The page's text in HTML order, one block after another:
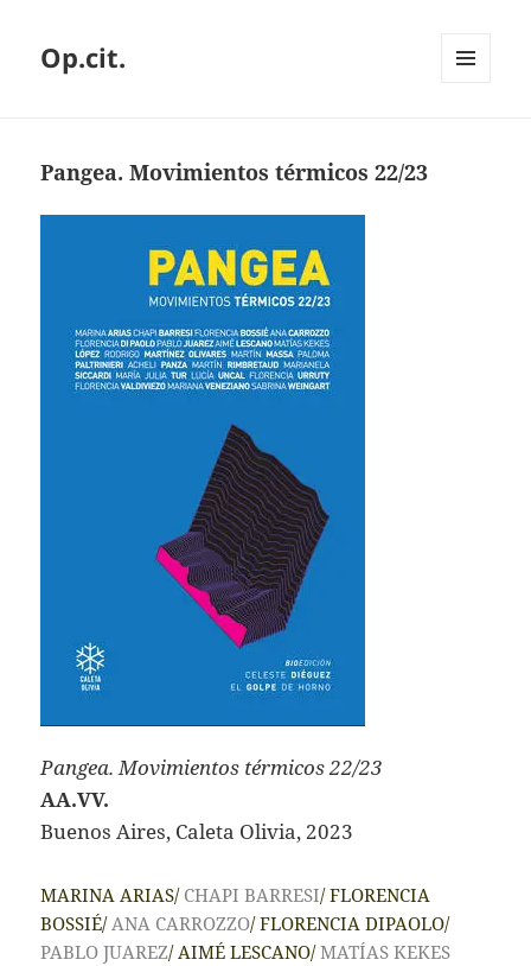
Op.cit.
Pangea. Movimientos térmicos 22/23
Pangea. Movimientos térmicos 22/23
AA.VV.
Buenos Aires, Caleta Olivia, 2023
MARINA ARIAS/ CHAPI BARRESI/ FLORENCIA
BOSSIÉ/ ANA CARROZZO/ FLORENCIA DIPAOLO/
PABLO JUAREZ/ AIMÉ LESCANO/MATÍAS KEKES